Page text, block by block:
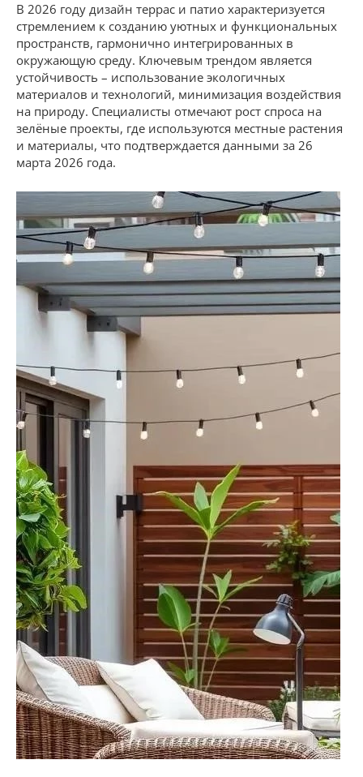
В 2026 году дизайн террас и патио характеризуется
стремлением к созданию уютных и функциональных
пространств, гармонично интегрированных в
окружающую среду. Ключевым трендом является
устойчивость – использование экологичных
материалов и технологий, минимизация воздействия
на природу. Специалисты отмечают рост спроса на
зелёные проекты, где используются местные растения
и материалы, что подтверждается данными за 26
марта 2026 года.